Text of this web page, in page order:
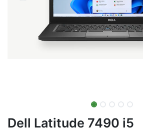
Dell Latitude 7490 i5